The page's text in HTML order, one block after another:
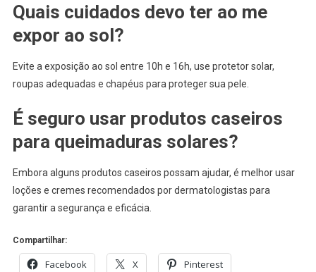
Quais cuidados devo ter ao me
expor ao sol?
Evite a exposição ao sol entre 10h e 16h, use protetor solar,
roupas adequadas e chapéus para proteger sua pele.
É seguro usar produtos caseiros
para queimaduras solares?
Embora alguns produtos caseiros possam ajudar, é melhor usar
loções e cremes recomendados por dermatologistas para
garantir a segurança e eficácia.
Compartilhar:
Facebook X Pinterest